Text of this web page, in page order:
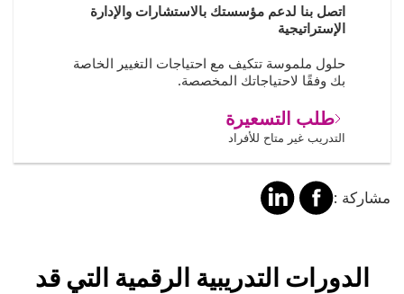
اتصل بنا لدعم مؤسستك بالاستشارات والإدارة
الإستراتيجية
حلول ملموسة تتكيف مع احتياجات التغيير الخاصة
بك وفقًا لاحتياجاتك المخصصة.
طلب التسعيرة
التدريب غير متاح للأفراد
مشاركة :مشاركة
على
مشالرة
على
إن
Title
الدورات التدريبية الرقمية التي قد